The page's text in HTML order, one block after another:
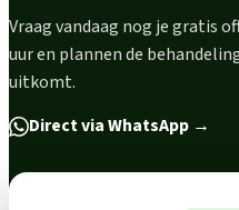
Vraag vandaag nog je gratis
uur en plannen de
uitkomt.
Direct via WhatsApp →